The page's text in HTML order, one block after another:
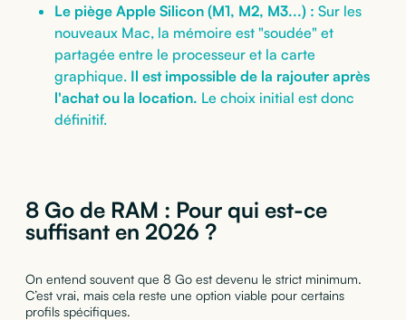
Le piège Apple Silicon (M1, M2, M3...) : Sur les
nouveaux Mac, la mémoire est "soudée" et
partagée entre le processeur et la carte
graphique. Il est impossible de la rajouter après
l'achat ou la location. Le choix initial est donc
définitif.
8 Go de RAM : Pour qui est-ce
suffisant en 2026 ?
On entend souvent que 8 Go est devenu le strict minimum.
C’est vrai, mais cela reste une option viable pour certains
profils spécifiques.